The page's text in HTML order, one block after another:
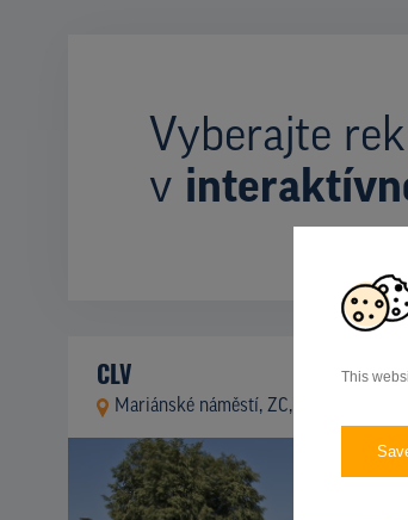
This
Vyberajte
v
CLV
Mariánské náměstí, ZC, Brno - Jih